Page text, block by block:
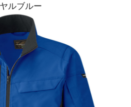
ルブルー